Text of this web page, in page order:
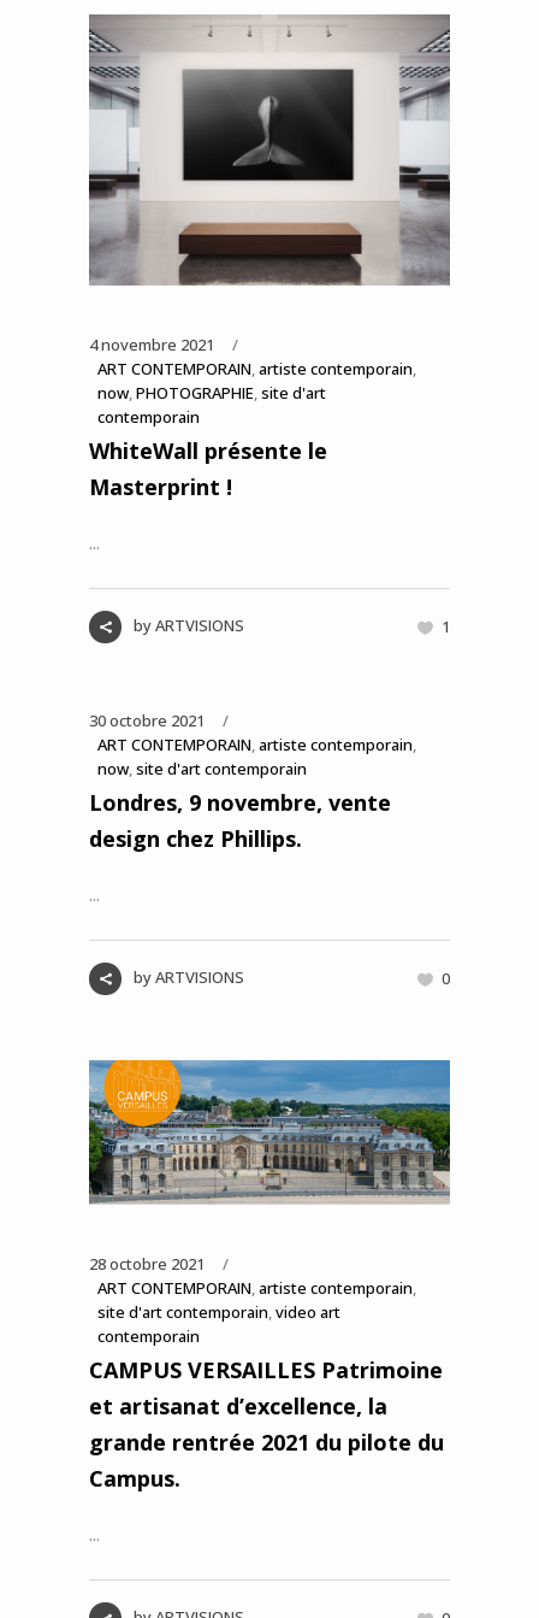
4 novembre 2021
ART CONTEMPORAIN,artiste contemporain,
now,PHOTOGRAPHIE,site d'art
contemporain
WhiteWall présente le
Masterprint !
...
byARTVISIONS 1
30 octobre 2021
ART CONTEMPORAIN,artiste contemporain,
now,site d'art contemporain
Londres, 9 novembre, vente
design chez Phillips.
...
byARTVISIONS 0
28 octobre 2021
ART CONTEMPORAIN,artiste contemporain,
site d'art contemporain,video art
contemporain
CAMPUS VERSAILLES Patrimoine
et artisanat d’excellence, la
grande rentrée 2021 du pilote du
Campus.
...